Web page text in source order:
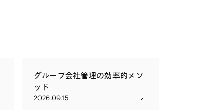
交渉支援、事業会社との間の業務提
携の支援、人事労務管理のサポー
ト、新規株式公開（IPO）やM&Aに
よる創業者エグジットに関する助言
グループ会社管理の効率的メソ
ッド
2026.09.15